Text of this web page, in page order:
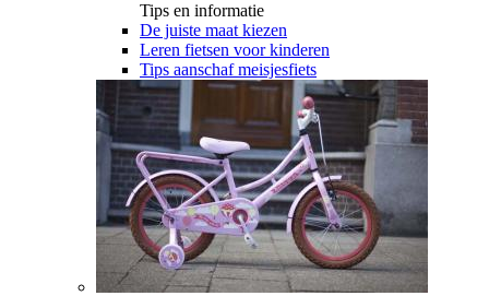
Tips en informatie
De juiste maat kiezen
Leren fietsen voor kinderen
Tips aanschaf meisjesfiets